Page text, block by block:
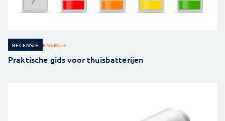
RECENSIE ENERGIE
Praktische gids voor thuisbatterijen